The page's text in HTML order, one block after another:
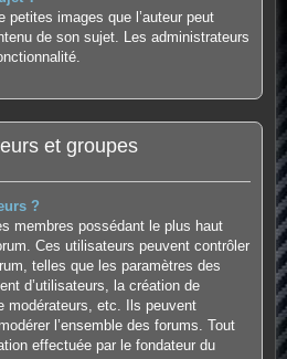
petites images que l’auteur peut
de son sujet. Les administrateurs
et groupes
?
membres possédant le plus haut
Ces utilisateurs peuvent contrôler
telles que les paramètres des
d’utilisateurs, la création de
modérateurs, etc. Ils peuvent
l’ensemble des forums. Tout
effectuée par le fondateur du